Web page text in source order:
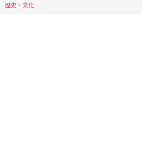
歴史・文化